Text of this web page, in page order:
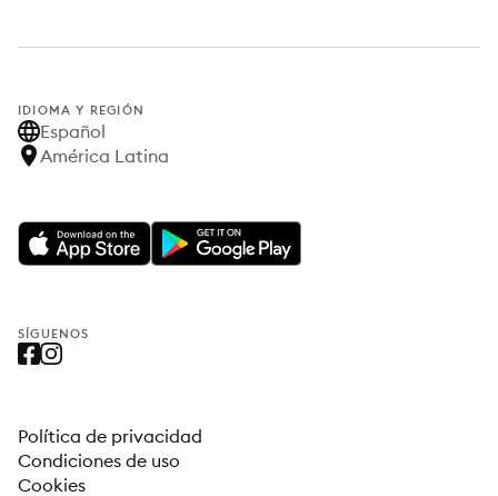
IDIOMA Y REGIÓN
Español
América Latina
SÍGUENOS
Política de privacidad
Condiciones de uso
Cookies